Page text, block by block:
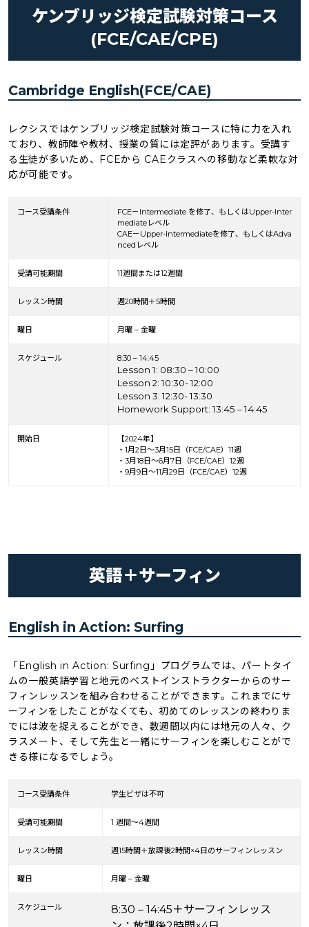
ケンブリッジ検定試験対策コース
(FCE/CAE/CPE)
Cambridge English(FCE/CAE)
レクシスではケンブリッジ検定試験対策コースに特に力を入れ
ており、教師陣や教材、授業の質には定評があります。受講す
る生徒が多いため、FCEから CAEクラスへの移動など柔軟な対
応が可能です。
コース受講条件 FCE－ Intermediate を修了、もしくはUpper-Inter
mediate レベル
CAE－ Upper-Intermediateを修了、もしくはAdva
ncedレベル
受講可能期間 11週間または12週間
レッスン時間 週20時間＋5時間
曜日 月曜 – 金曜
スケジュール 8:30 – 14:45
Lesson 1: 08:30 – 10:00
Lesson 2: 10:30- 12:00
Lesson 3: 12:30- 13:30
Homework Support: 13:45 – 14:45
開始日
【2024年】
・1月2日～3月15日（FCE/CAE）11週
・3月18日～6月7日（FCE/CAE）12週
・9月9日～11月29日（FCE/CAE）12週
英語＋サーフィン
English in Action: Surfing
「English in Action: Surfing」プログラムでは、パートタイ
ムの一般英語学習と地元のベストインストラクターからのサー
フィンレッスンを組み合わせることができます。これまでにサ
ーフィンをしたことがなくても、初めてのレッスンの終わりま
でには波を捉えることができ、数週間以内には地元の人々、ク
ラスメート、そして先生と一緒にサーフィンを楽しむことがで
きる様になるでしょう。
コース受講条件 学生ビザは不可
受講可能期間 1 週間～4週間
レッスン時間 週15時間＋放課後2時間×4日のサーフィンレッスン
曜日 月曜 – 金曜
スケジュール
8:30 – 14:45＋サーフィンレッス